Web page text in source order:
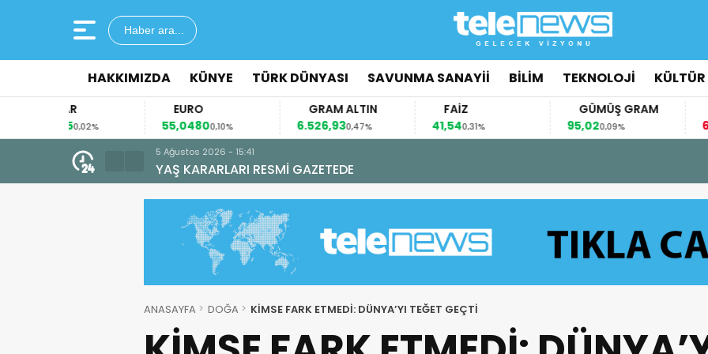
Haber ara...
HAKKIMIZDA KÜNYE TÜRK DÜNYASI SAVUNMA SANAYİİ BİLİM TEKNOLOJİ KÜLTÜR
0,10%
GRAM ALTIN
0,47%
GÜMÜŞ GRAM
0,09%
64.548,00
5 Ağustos 2026 - 11:16
D-100 KARAYOLU’NDA KAZA
ANASAYFA DOĞA KİMSE FARK ETMEDİ: DÜNYA’YI TEĞET GEÇTİ